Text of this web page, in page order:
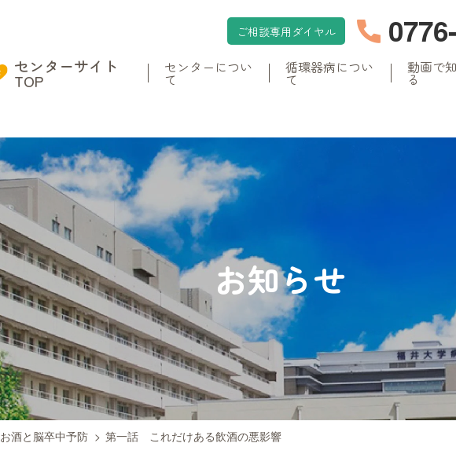
ご相談専用ダイヤル
センターサイト
TOP
センターについ
て
循環器病につい
て
動画で
る
お知らせ
お酒と脳卒中予防 第一話 これだけある飲酒の悪影響